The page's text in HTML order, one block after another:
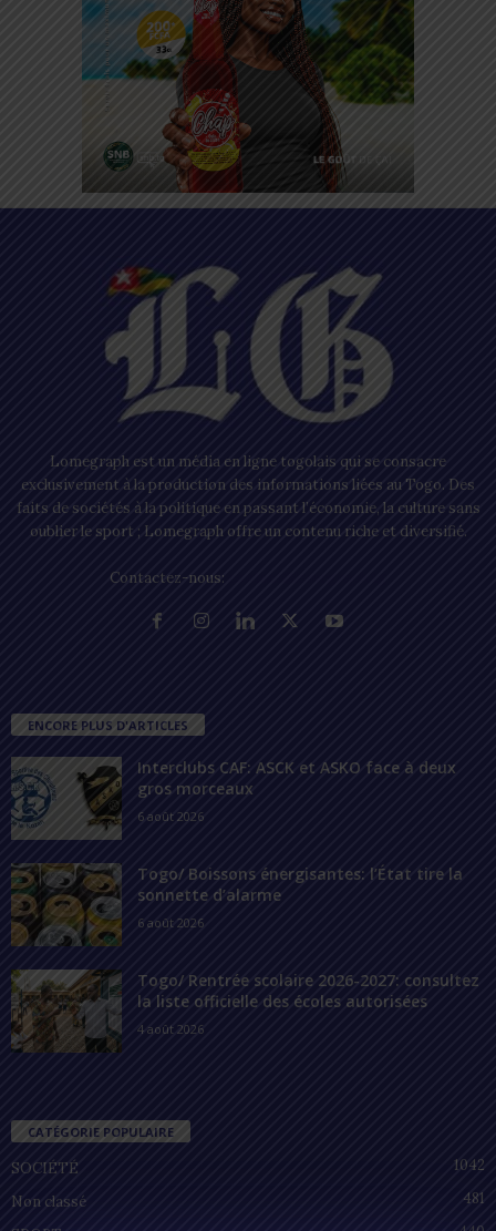
Lomegraph est un média en ligne togolais qui se consacre
exclusivement à la production des informations liées au Togo. Des
faits de sociétés à la politique en passant l’économie, la culture sans
oublier le sport ; Lomegraph offre un contenu riche et diversifié.
Contactez-nous:
ENCORE PLUS D'ARTICLES
Interclubs CAF: ASCK et ASKO face à deux
gros morceaux
6 août 2026
Togo/ Boissons énergisantes: l’État tire la
sonnette d’alarme
6 août 2026
Togo/ Rentrée scolaire 2026-2027: consultez
la liste officielle des écoles autorisées
4 août 2026
CATÉGORIE POPULAIRE
SOCIÉTÉ
1042
Non classé
481